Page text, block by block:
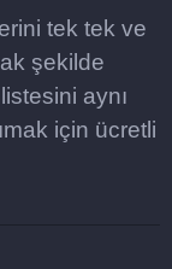
tek tek ve
şekilde
aynı
için ücretli